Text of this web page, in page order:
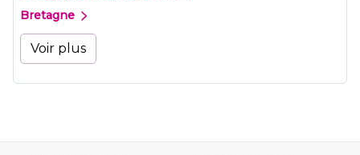
Bretagne
Voir plus